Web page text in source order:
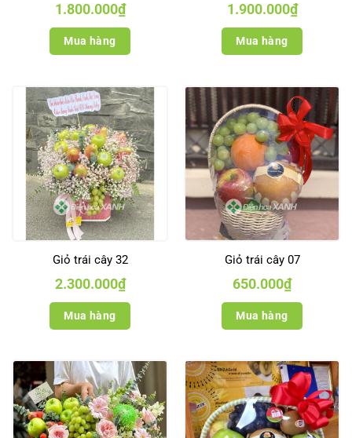
1.800.000₫
Mua hàng
1.900.000₫
Mua hàng
Giỏ trái cây 32
2.300.000₫
Mua hàng
Giỏ trái cây 07
650.000₫
Mua hàng